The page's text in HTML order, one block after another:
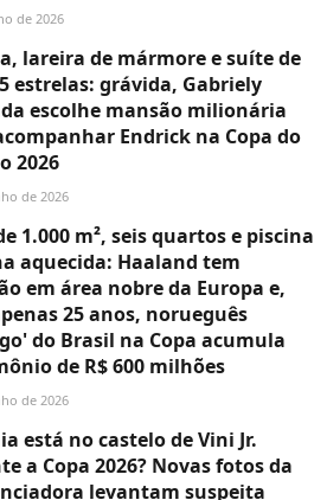
de 2026
lareira de mármore e suíte de
estrelas: grávida, Gabriely
escolhe mansão milionária
Endrick na Copa do
2026
de 2026
1.000 m², seis quartos e piscina
aquecida: Haaland tem
em área nobre da Europa e,
25 anos, norueguês
do Brasil na Copa acumula
de R$ 600 milhões
de 2026
está no castelo de Vini Jr.
a Copa 2026? Novas fotos da
levantam suspeita